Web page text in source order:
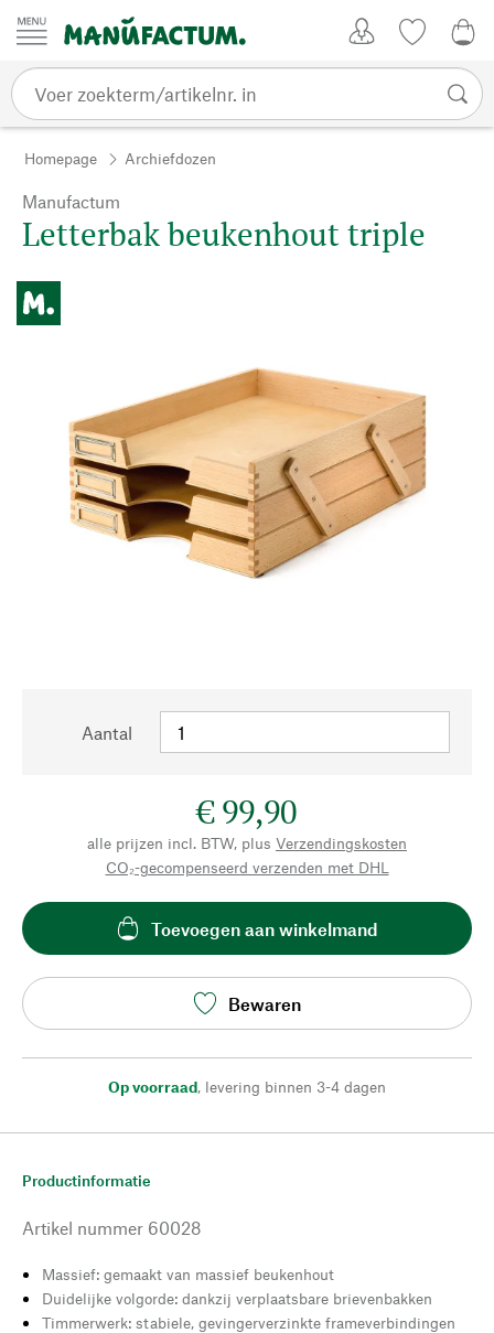
Passer au contenu
Homepage Archiefdozen
Manufactum
Letterbak beukenhout triple
Aantal
€ 99,90
alle prijzen incl. BTW, plus Verzendingskosten
CO₂-gecompenseerd verzenden met DHL
Toevoegen aan winkelmand
Bewaren
Op voorraad, levering binnen 3-4 dagen
Productinformatie
Artikel nummer 60028
Massief: gemaakt van massief beukenhout
Duidelijke volgorde: dankzij verplaatsbare brievenbakken
Timmerwerk: stabiele, gevingerverzinkte frameverbindingen